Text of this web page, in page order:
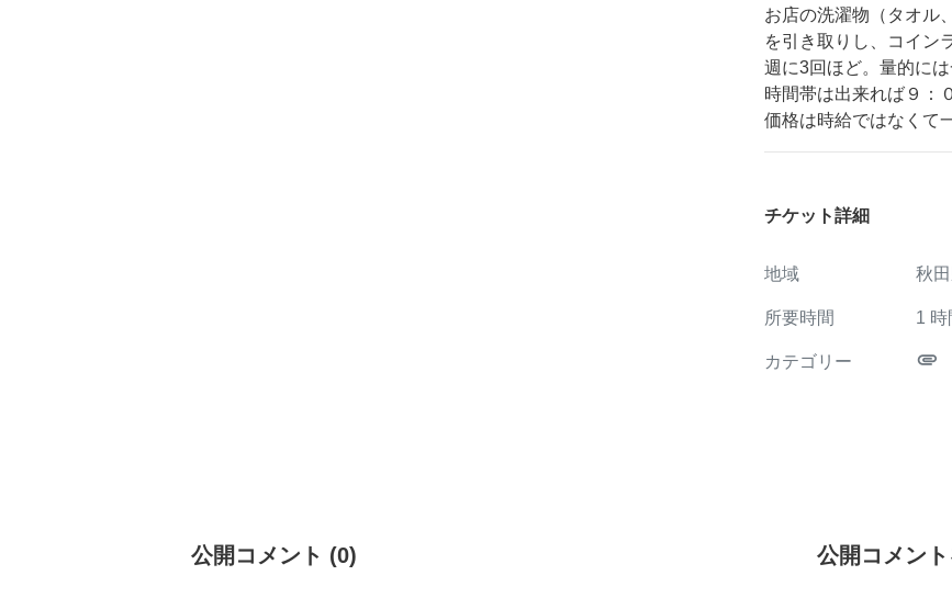
お店の洗濯物（タオル
を引き取りし、コイン
週に3回ほど。量的に
時間帯は出来れば９：
価格は時給ではなくて
チケット詳細
地域 秋
所要時間 1 時
カテゴリー attachment
公開コメント (0) 公開コメン